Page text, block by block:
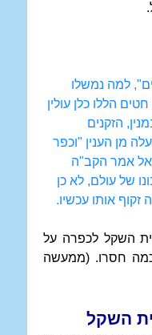
למה נמשלו
הללו כלן עולין
הזקנים
מן הענין "וכפר
אמר הקב"ה
של עולם, לא כן
אותו עכשיו.
השקל לכפרה על
כמה חסרו. (ממעשה
השקל